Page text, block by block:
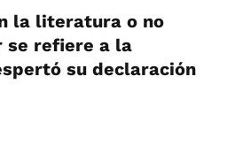
la literatura o no
se refiere a la
su declaración